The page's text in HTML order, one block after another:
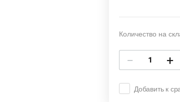
Количество на
− +
Добавить к